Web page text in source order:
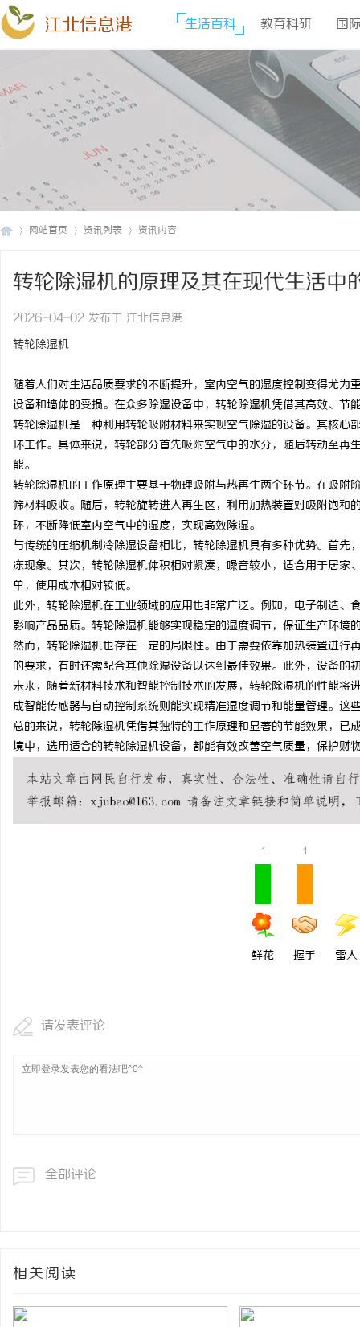
江北信息港 生活百科 教育科研 国
网站首页 资讯列表 资讯内容
转轮除湿机的原理及其在现代生活中
2026-04-02 发布于 江北信息港
转轮除湿机
随着人们对生活品质要求的不断提升，室内空气的湿度控制变得尤
设备和墙体的受损。在众多除湿设备中，转轮除湿机凭借其高效、节
转轮除湿机是一种利用转轮吸附材料来实现空气除湿的设备。其核
环工作。具体来说，转轮部分首先吸附空气中的水分，随后转动至
能。
转轮除湿机的工作原理主要基于物理吸附与热再生两个环节。在吸
筛材料吸收。随后，转轮旋转进入再生区，利用加热装置对吸附饱
环，不断降低室内空气中的湿度，实现高效除湿。
与传统的压缩机制冷除湿设备相比，转轮除湿机具有多种优势。首
冻现象。其次，转轮除湿机体积相对紧凑，噪音较小，适合用于居
单，使用成本相对较低。
此外，转轮除湿机在工业领域的应用也非常广泛。例如，电子制造
影响产品品质。转轮除湿机能够实现稳定的湿度调节，保证生产环境
然而，转轮除湿机也存在一定的局限性。由于需要依靠加热装置进
的要求，有时还需配合其他除湿设备以达到最佳效果。此外，设备的
未来，随着新材料技术和智能控制技术的发展，转轮除湿机的性能
成智能传感器与自动控制系统则能实现精准湿度调节和能量管理。这
总的来说，转轮除湿机凭借其独特的工作原理和显著的节能效果，
境中，选用适合的转轮除湿机设备，都能有效改善空气质量，保护财
1
鲜花
1
握手 雷人
请发表评论
全部评论
相关阅读
揭秘！专业充电桩项目